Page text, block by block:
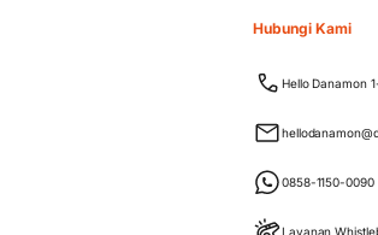
Hubungi Kami
Hello Danamon
0858-1150-0090
Layanan